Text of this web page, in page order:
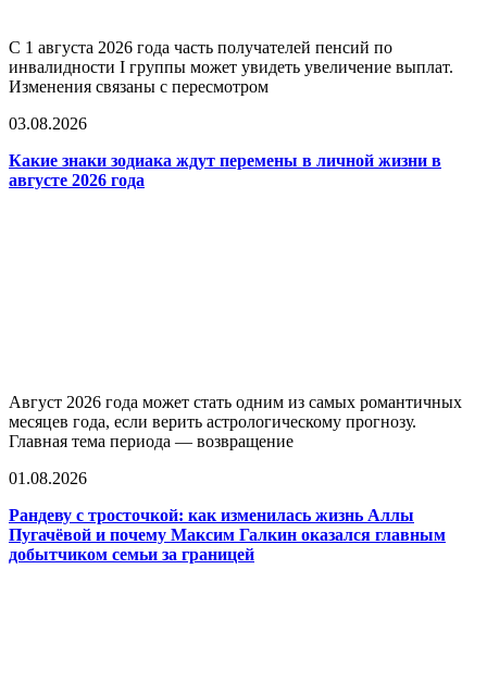
С 1 августа 2026 года часть получателей пенсий по
инвалидности I группы может увидеть увеличение выплат.
Изменения связаны с пересмотром
03.08.2026
Какие знаки зодиака ждут перемены в личной жизни в
августе 2026 года
Август 2026 года может стать одним из самых романтичных
месяцев года, если верить астрологическому прогнозу.
Главная тема периода — возвращение
01.08.2026
Рандеву с тросточкой: как изменилась жизнь Аллы
Пугачёвой и почему Максим Галкин оказался главным
добытчиком семьи за границей